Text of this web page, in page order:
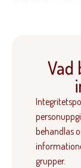
Vad
behandlas
grupper.